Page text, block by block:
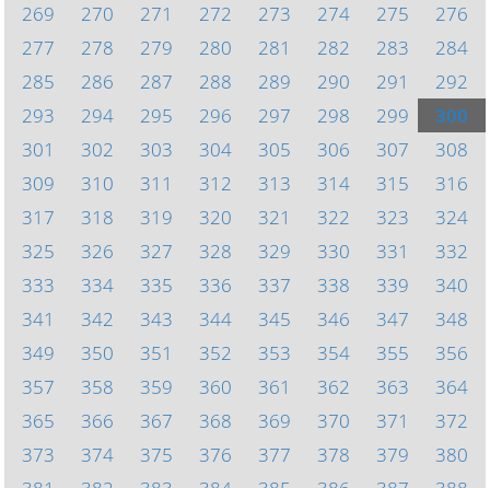
269
270 271 272 273 274 275
276
277
278 279 280 281 282 283
284
285
286 287 288 289 290 291
292
293
294 295 296 297 298 299
300
301
302 303 304 305 306 307
308
309
310 311 312 313 314 315
316
317
318 319 320 321 322 323
324
325
326 327 328 329 330 331
332
333
334 335 336 337 338 339
340
341
342 343 344 345 346 347
348
349
350 351 352 353 354 355
356
357
358 359 360 361 362 363
364
365
366 367 368 369 370 371
372
373
374 375 376 377 378 379
380